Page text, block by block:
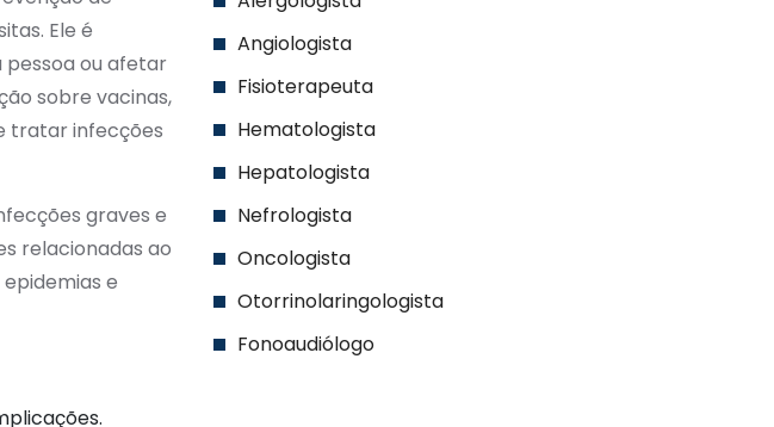
Ele é
pessoa ou afetar
sobre vacinas,
tratar infecções
graves e
relacionadas ao
e
Angiologista
Fisioterapeuta
Hematologista
Hepatologista
Nefrologista
Oncologista
Otorrinolaringologista
Fonoaudiólogo